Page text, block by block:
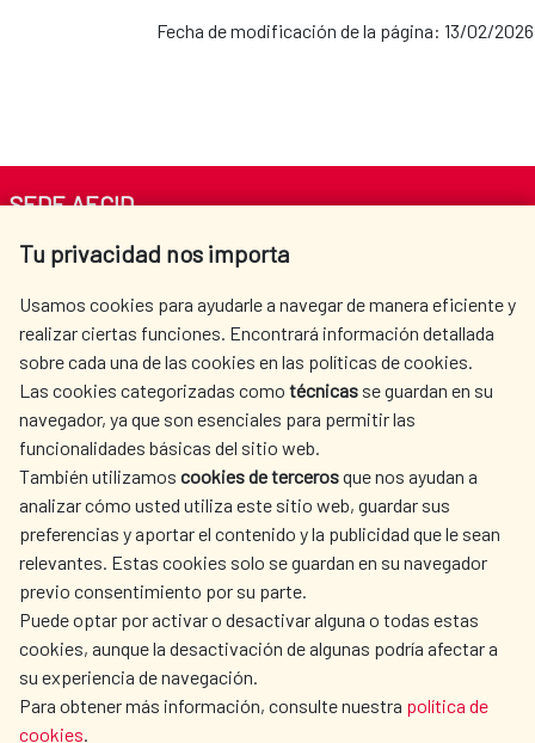
Fecha de modificación de la página: 13/02/2026
Tu privacidad nos importa
Usamos cookies para ayudarle a navegar de manera eficiente y
realizar ciertas funciones. Encontrará información detallada
sobre cada una de las cookies en las políticas de cookies.
Las cookies categorizadas como técnicas se guardan en su
navegador, ya que son esenciales para permitir las
funcionalidades básicas del sitio web.
También utilizamos cookies de tercerosque nos ayudan a
analizar cómo usted utiliza este sitio web, guardar sus
preferencias y aportar el contenido y la publicidad que le sean
relevantes. Estas cookies solo se guardan en su navegador
previo consentimiento por su parte.
Puede optar por activar o desactivar alguna o todas estas
cookies, aunque la desactivación de algunas podría afectar a
su experiencia de navegación.
Para obtener más información, consulte nuestra política de
cookies.
SEDE AECID
Av. Reyes Católicos 4 - 28040 Madrid
centro.informacion@aecid.es
LA AECID
DÓNDE COOPERAMOS
ACCIÓN HUMANITARIA
SALA DE PRENSA
CULTURA Y CIENCIA
BIBLIOTECA
NUESTRAS REDES SOCIALES